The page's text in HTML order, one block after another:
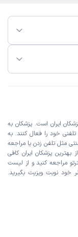
ایران است. پزشکان به
خود را فعال کنند. به
مثل تلفن زدن یا مراجعه
پزشکان ایران کافی
مراجعه کنید و از لیست
خود نوبت ویزیت بگیرید.